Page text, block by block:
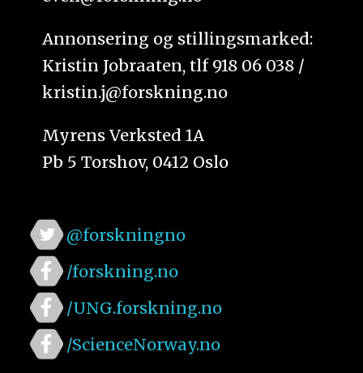
Annonsering og stillingsmarked:
Kristin Jobraaten, tlf 918 06 038 /
kristin.j@forskning.no
Myrens Verksted 1A
Pb 5 Torshov, 0412 Oslo
@forskningno
/forskning.no
/UNG.forskning.no
/ScienceNorway.no